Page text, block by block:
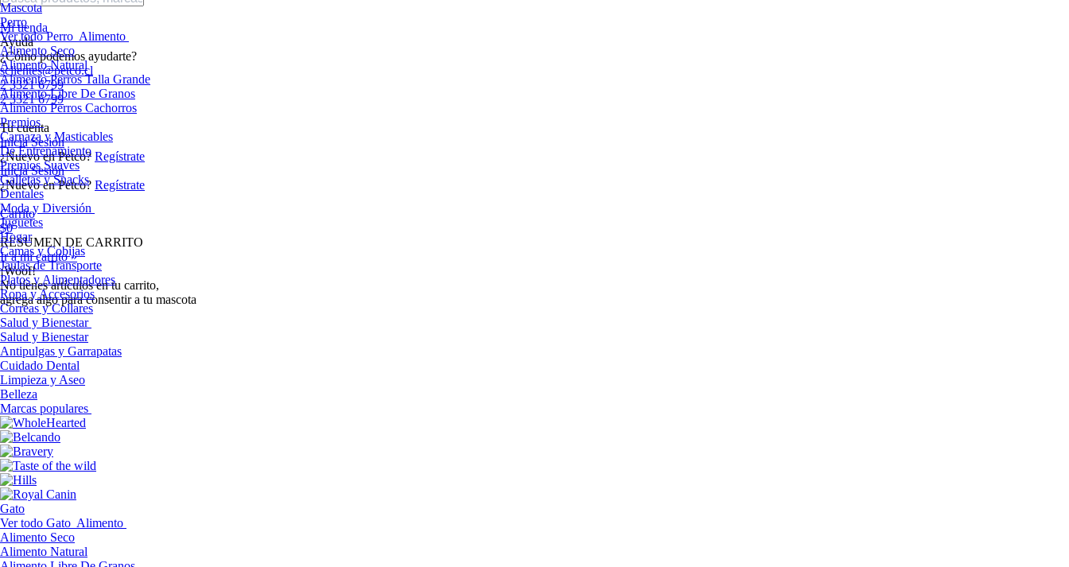
Mi tienda
Ayuda
¿Cómo podemos ayudarte?
sclientes@petco.cl
2 3321 6799
2 3321 6799
Tu cuenta
Inicia Sesión
¿Nuevo en Petco? Regístrate
Inicia Sesión
¿Nuevo en Petco? Regístrate
Carrito
$0
RESUMEN DE CARRITO
Ir a mi carrito »
¡Woof!
No tíenes artículos en tu carrito,
agrega algo para consentir a tu mascota
Mascota
Perro
Ver todo Perro Alimento
Alimento Seco
Alimento Natural
Alimento Perros Talla Grande
Alimento Libre De Granos
Alimento Perros Cachorros
Premios
Carnaza y Masticables
De Entrenamiento
Premios Suaves
Galletas y Snacks
Dentales
Moda y Diversión
Juguetes
Hogar
Camas y Cobijas
Jaulas de Transporte
Platos y Alimentadores
Ropa y Accesorios
Correas y Collares
Salud y Bienestar
Salud y Bienestar
Antipulgas y Garrapatas
Cuidado Dental
Limpieza y Aseo
Belleza
Marcas populares
Gato
Ver todo Gato Alimento
Alimento Seco
Alimento Natural